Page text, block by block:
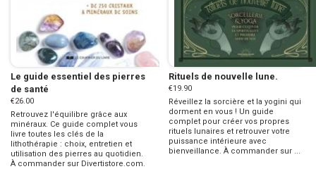
Le guide essentiel des pierres
de santé
€26.00
Retrouvez l'équilibre grâce aux
minéraux. Ce guide complet vous
livre toutes les clés de la
lithothérapie : choix, entretien et
utilisation des pierres au quotidien.
À commander sur Divertistore.com.
Rituels de nouvelle lune.
€19.90
Réveillez la sorcière et la yogini qui
dorment en vous ! Un guide
complet pour créer vos propres
rituels lunaires et retrouver votre
puissance intérieure avec
bienveillance. À commander sur ...